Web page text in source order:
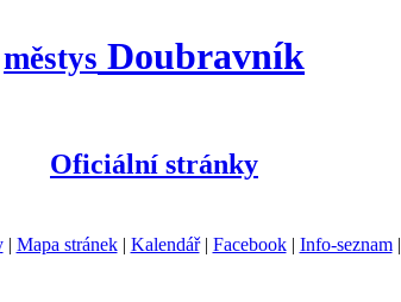
městys Doubravník
Oficiální stránky
| Mapa stránek| Kalendář| Facebook| Info-seznam|